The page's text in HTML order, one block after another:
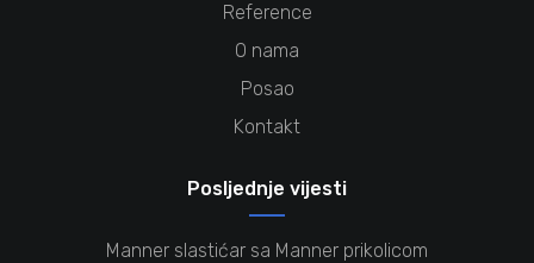
Reference
O nama
Posao
Kontakt
Posljednje vijesti
Manner slastićar sa Manner prikolicom